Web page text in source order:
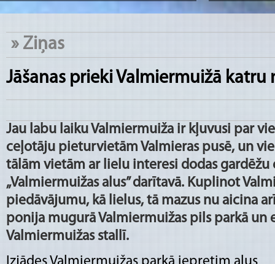
» Ziņas
Jāšanas prieki Valmiermuižā katru
Jau labu laiku Valmiermuiža ir kļuvusi par
ceļotāju pieturvietām Valmieras pusē, un
tālām vietām ar lielu interesi dodas gardēžu
„Valmiermuižas alus” darītavā. Kuplinot
piedāvājumu, kā lielus, tā mazus nu aicina
ponija mugurā Valmiermuižas pils parkā un
Valmiermuižas stallī.